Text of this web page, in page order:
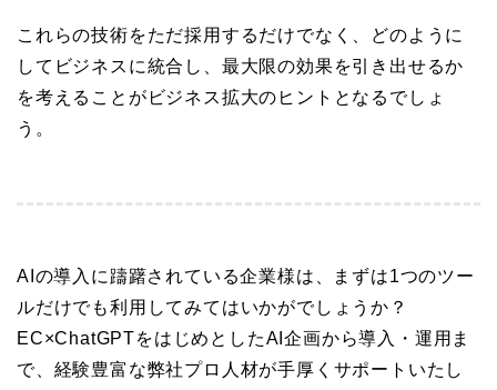
これらの技術をただ採用するだけでなく、どのように
してビジネスに統合し、最大限の効果を引き出せるか
を考えることがビジネス拡大のヒントとなるでしょ
う。
AIの導入に躊躇されている企業様は、まずは1つのツー
ルだけでも利用してみてはいかがでしょうか？
EC×ChatGPTをはじめとしたAI企画から導入・運用ま
で、経験豊富な弊社プロ人材が手厚くサポートいたし